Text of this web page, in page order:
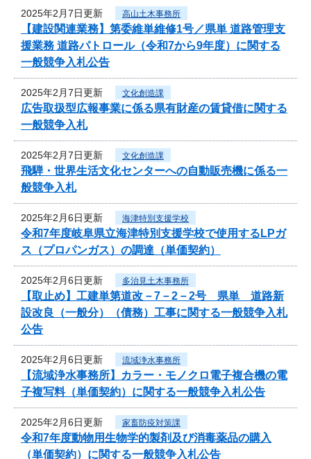
2025年2月7日更新 高山土木事務所
【建設関連業務】第委維単維修1号／県単 道路管理支
援業務 道路パトロール（令和7から9年度）に関する
一般競争入札公告
2025年2月7日更新 文化創造課
広告取扱型広報事業に係る県有財産の賃貸借に関する
一般競争入札
2025年2月7日更新 文化創造課
飛騨・世界生活文化センターへの自動販売機に係る一
般競争入札
2025年2月6日更新 海津特別支援学校
令和7年度岐阜県立海津特別支援学校で使用するLPガ
ス（プロパンガス）の調達（単価契約）
2025年2月6日更新 多治見土木事務所
【取止め】工建単第道改－7－2－2号 県単 道路新
設改良（一般分）（債務）工事に関する一般競争入札
公告
2025年2月6日更新 流域浄水事務所
【流域浄水事務所】カラー・モノクロ電子複合機の電
子複写料（単価契約）に関する一般競争入札公告
2025年2月6日更新 家畜防疫対策課
令和7年度動物用生物学的製剤及び消毒薬品の購入
（単価契約）に関する一般競争入札公告